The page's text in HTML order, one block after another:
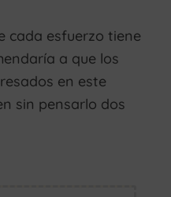
cada esfuerzo tiene
a que los
en este
sin pensarlo dos